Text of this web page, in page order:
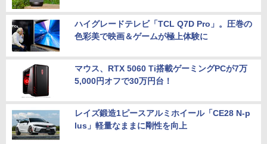
ハイグレードテレビ「TCL Q7D Pro」。圧巻の
色彩美で映画＆ゲームが極上体験に
マウス、RTX 5060 Ti搭載ゲーミングPCが7万
5,000円オフで30万円台！
レイズ鍛造1ピースアルミホイール「CE28 N-p
lus」軽量なままに剛性を向上